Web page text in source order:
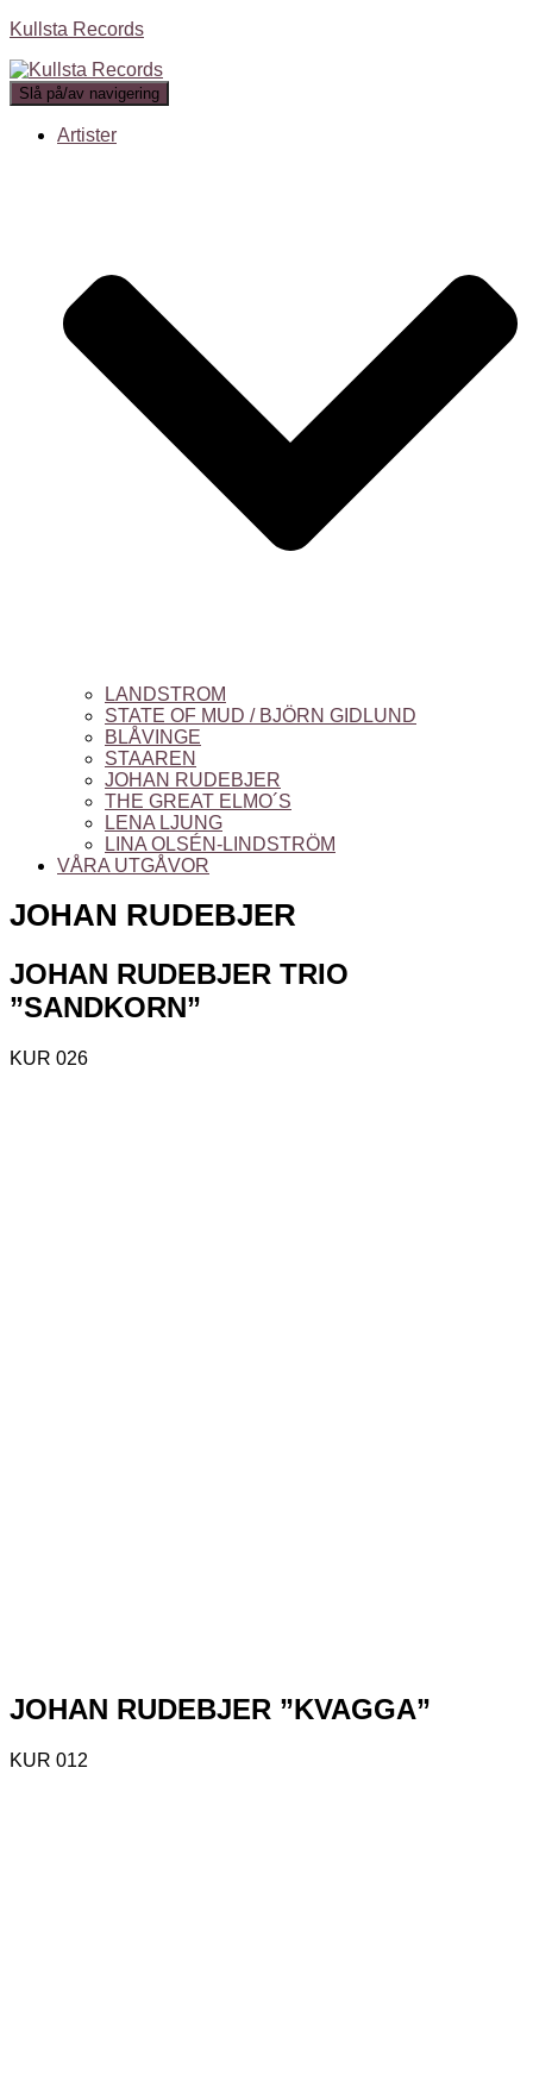
Kullsta Records
Slå på/av navigering
Artister
LANDSTROM
STATE OF MUD / BJÖRN GIDLUND
BLÅVINGE
STAAREN
JOHAN RUDEBJER
THE GREAT ELMO´S
LENA LJUNG
LINA OLSÉN-LINDSTRÖM
VÅRA UTGÅVOR
JOHAN RUDEBJER
JOHAN RUDEBJER TRIO
”SANDKORN”
KUR 026
JOHAN RUDEBJER ”KVAGGA”
KUR 012